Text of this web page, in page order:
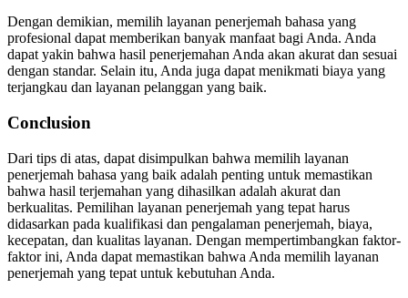
Dengan demikian, memilih layanan penerjemah bahasa yang
profesional dapat memberikan banyak manfaat bagi Anda. Anda
dapat yakin bahwa hasil penerjemahan Anda akan akurat dan sesuai
dengan standar. Selain itu, Anda juga dapat menikmati biaya yang
terjangkau dan layanan pelanggan yang baik.
Conclusion
Dari tips di atas, dapat disimpulkan bahwa memilih layanan
penerjemah bahasa yang baik adalah penting untuk memastikan
bahwa hasil terjemahan yang dihasilkan adalah akurat dan
berkualitas. Pemilihan layanan penerjemah yang tepat harus
didasarkan pada kualifikasi dan pengalaman penerjemah, biaya,
kecepatan, dan kualitas layanan. Dengan mempertimbangkan faktor-
faktor ini, Anda dapat memastikan bahwa Anda memilih layanan
penerjemah yang tepat untuk kebutuhan Anda.